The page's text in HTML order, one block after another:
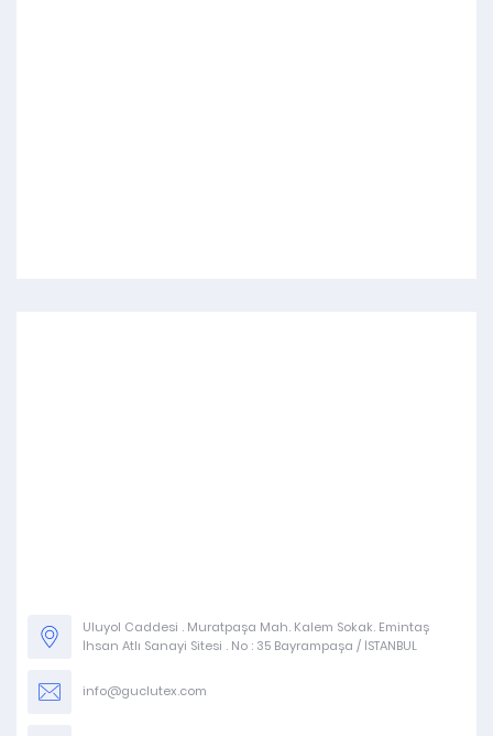
Uluyol Caddesi . Muratpaşa Mah. Kalem Sokak. Emintaş
İhsan Atlı Sanayi Sitesi . No : 35 Bayrampaşa / İSTANBUL
info@guclutex.com